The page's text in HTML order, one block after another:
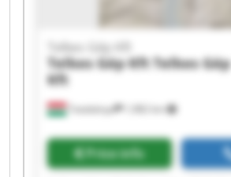
Tatabánya 1,982 km
Telkes Gép Kft
Telkes Gép Kft Telkes Gép
Kft
Price info